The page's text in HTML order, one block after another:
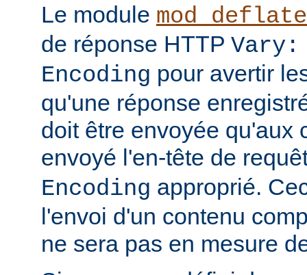
Le module mod_deflate
de réponse HTTP Vary:
Encoding pour avertir
qu'une réponse
doit être envoyée qu'aux
envoyé l'en-tête de
Encoding approprié.
l'envoi d'un contenu
ne sera pas en mesure